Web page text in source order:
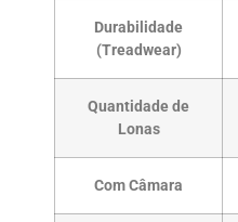
Durabilidade
(Treadwear)
Quantidade de
Lonas
Com Câmara